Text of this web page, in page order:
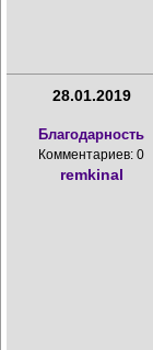
28.01.2019
Благодарность
Комментариев: 0
remkinal